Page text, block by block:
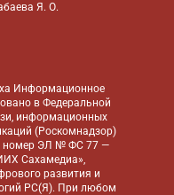
Я. О.
Информационное
в Федеральной
информационных
(Роскомнадзор)
номер ЭЛ № ФС 77 —
Сахамедиа»,
развития и
РС(Я). При любом